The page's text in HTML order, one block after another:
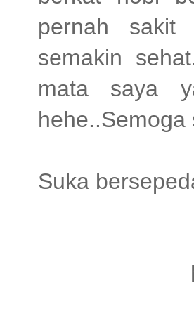
pernah sakit
semakin
mata saya
Suka